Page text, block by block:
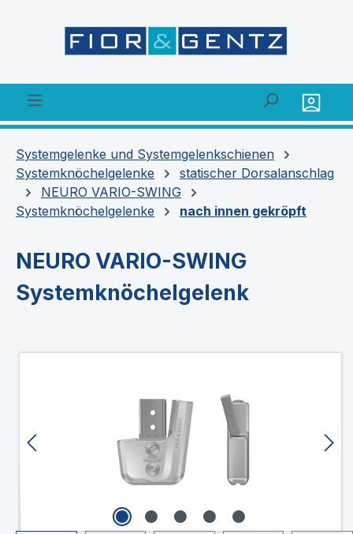
Systemgelenke und Systemgelenkschienen
Systemknöchelgelenke
statischer Dorsalanschlag
NEURO VARIO-SWING
Systemknöchelgelenke
nach innen gekröpft
NEURO VARIO-SWING
Systemknöchelgelenk